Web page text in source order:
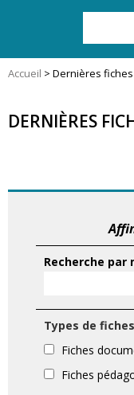
Accueil > Dernières fiches
DERNIÈRES
Recherche par
Types de fiches
Fiches
Fiches